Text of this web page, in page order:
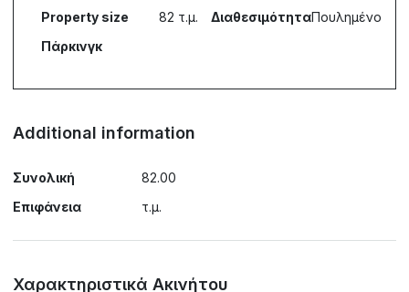
Property size
82 τ.μ.
Πάρκινγκ
ΔιαθεσιμότηταΠουλημένο
Additional information
Συνολική
Επιφάνεια
82.00
τ.μ.
Χαρακτηριστικά Ακινήτου